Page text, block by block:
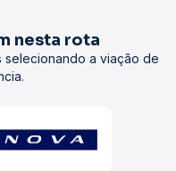
nesta rota
selecionando a viação de